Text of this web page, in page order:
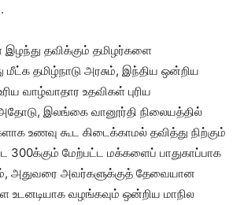
தவிக்கும் தமிழர்களை
மீட்க தமிழ்நாடு அரசும், இந்திய ஒன்றிய
வாழ்வாதார உதவிகள் புரிய
இலங்கை வானூர்தி நிலையத்தில்
உணவு கூட கிடைக்காமல் தவித்து நிற்கும்
300க்கும் மேற்பட்ட மக்களைப் பாதுகாப்பாக
அதுவரை அவர்களுக்குத் தேவையான
உடனடியாக வழங்கவும் ஒன்றிய மாநில